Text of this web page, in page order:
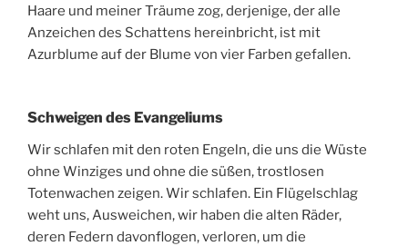
Haare und meiner Träume zog, derjenige, der alle
Anzeichen des Schattens hereinbricht, ist mit
Azurblume auf der Blume von vier Farben gefallen.
Schweigen des Evangeliums
Wir schlafen mit den roten Engeln, die uns die Wüste
ohne Winziges und ohne die süßen, trostlosen
Totenwachen zeigen. Wir schlafen. Ein Flügelschlag
weht uns, Ausweichen, wir haben die alten Räder,
deren Federn davonflogen, verloren, um die